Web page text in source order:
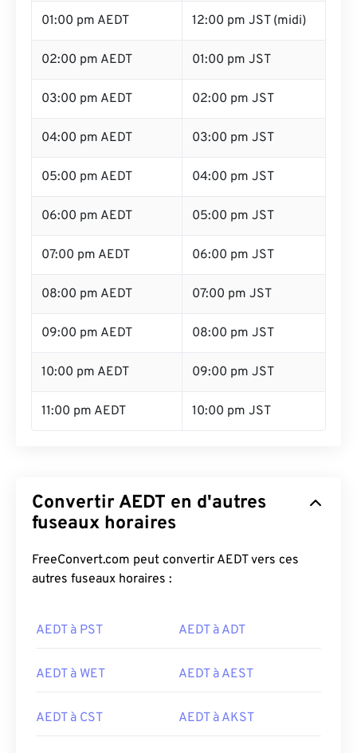
01:00 pm AEDT 12:00 pm JST (midi)
02:00 pm AEDT 01:00 pm JST
03:00 pm AEDT 02:00 pm JST
04:00 pm AEDT 03:00 pm JST
05:00 pm AEDT 04:00 pm JST
06:00 pm AEDT 05:00 pm JST
07:00 pm AEDT 06:00 pm JST
08:00 pm AEDT 07:00 pm JST
09:00 pm AEDT 08:00 pm JST
10:00 pm AEDT 09:00 pm JST
11:00 pm AEDT 10:00 pm JST
Convertir AEDT en d'autres
fuseaux horaires
FreeConvert.com peut convertir AEDT vers ces
autres fuseaux horaires :
AEDT à PST AEDT à ADT
AEDT à WET AEDT à AEST
AEDT à CST AEDT à AKST